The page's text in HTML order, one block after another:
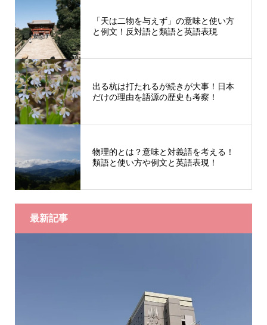
「天は二物を与えず」の意味と使い方
と例文！反対語と類語と英語表現
出る杭は打たれるが続きが大事！日本
だけの理由を語源の歴史も考察！
物理的とは？意味と対義語を考える！
類語と使い方や例文と英語表現！
最新記事